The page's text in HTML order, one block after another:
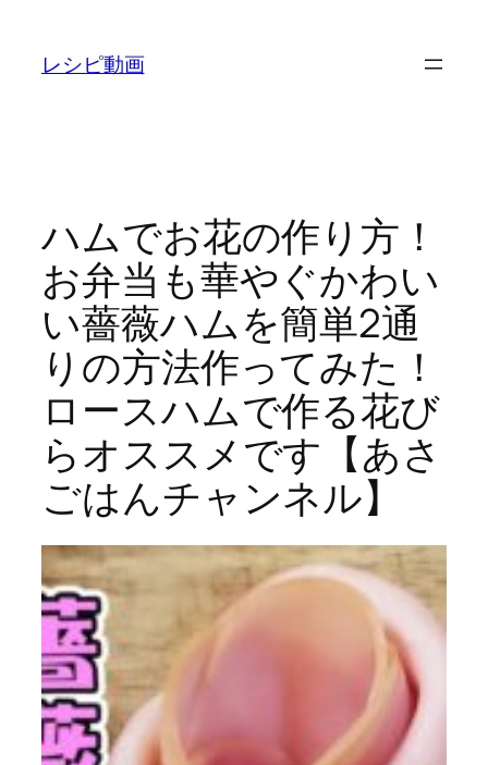
レシピ動画
ハムでお花の作り方！
お弁当も華やぐかわい
い薔薇ハムを簡単2通
りの方法作ってみた！
ロースハムで作る花び
らオススメです【あさ
ごはんチャンネル】